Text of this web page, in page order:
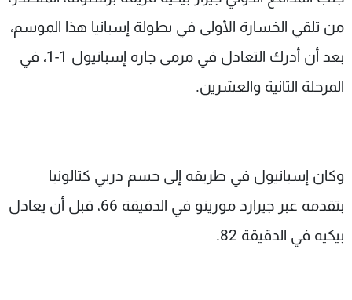
من تلقي الخسارة الأولى في بطولة إسبانيا هذا الموسم،
بعد أن أدرك التعادل في مرمى جاره إسبانيول 1-1، في
المرحلة الثانية والعشرين.
وكان إسبانيول في طريقه إلى حسم دربي كتالونيا
بتقدمه عبر جيرارد مورينو في الدقيقة 66، قبل أن يعادل
بيكيه في الدقيقة 82.
شاهد البرامج
الترددات
عن MTV